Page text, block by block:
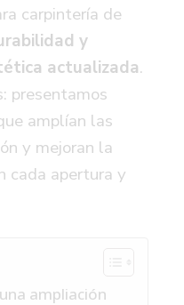
carpintería de
y
actualizada.
presentamos
amplían las
y mejoran la
cada apertura y
ampliación